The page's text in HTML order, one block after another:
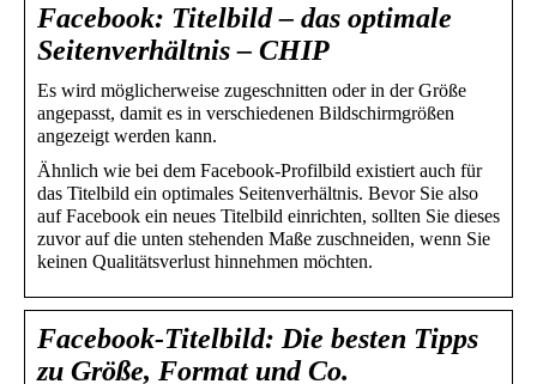
Facebook: Titelbild – das optimale
Seitenverhältnis – CHIP
Es wird möglicherweise zugeschnitten oder in der Größe
angepasst, damit es in verschiedenen Bildschirmgrößen
angezeigt werden kann.
Ähnlich wie bei dem Facebook-Profilbild existiert auch für
das Titelbild ein optimales Seitenverhältnis. Bevor Sie also
auf Facebook ein neues Titelbild einrichten, sollten Sie dieses
zuvor auf die unten stehenden Maße zuschneiden, wenn Sie
keinen Qualitätsverlust hinnehmen möchten.
Facebook-Titelbild: Die besten Tipps
zu Größe, Format und Co.